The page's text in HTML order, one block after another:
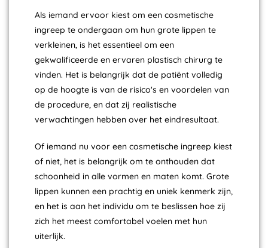
Als iemand ervoor kiest om een cosmetische
ingreep te ondergaan om hun grote lippen te
verkleinen, is het essentieel om een
gekwalificeerde en ervaren plastisch chirurg te
vinden. Het is belangrijk dat de patiënt volledig
op de hoogte is van de risico's en voordelen van
de procedure, en dat zij realistische
verwachtingen hebben over het eindresultaat.
Of iemand nu voor een cosmetische ingreep kiest
of niet, het is belangrijk om te onthouden dat
schoonheid in alle vormen en maten komt. Grote
lippen kunnen een prachtig en uniek kenmerk zijn,
en het is aan het individu om te beslissen hoe zij
zich het meest comfortabel voelen met hun
uiterlijk.